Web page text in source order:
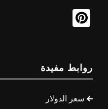
روابط مفيدة
سعر الدولار